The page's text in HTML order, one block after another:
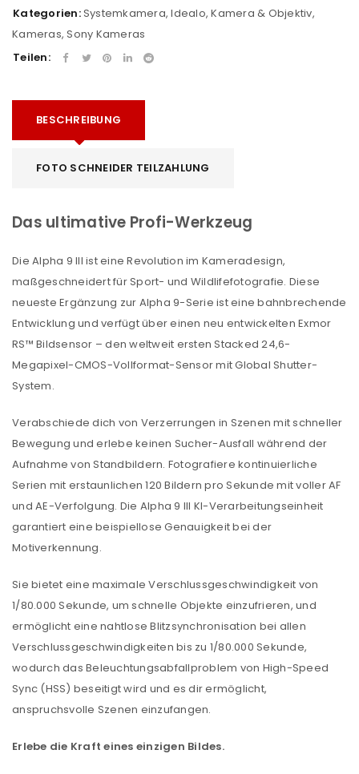
Kategorien:Systemkamera,Idealo,Kamera & Objektiv,
Kameras,Sony Kameras
Teilen:
BESCHREIBUNG
FOTO SCHNEIDER TEILZAHLUNG
Das ultimative Profi-Werkzeug
Die Alpha 9 III ist eine Revolution im Kameradesign,
maßgeschneidert für Sport- und Wildlifefotografie. Diese
neueste Ergänzung zur Alpha 9-Serie ist eine bahnbrechende
Entwicklung und verfügt über einen neu entwickelten Exmor
RS™ Bildsensor – den weltweit ersten Stacked 24,6-
Megapixel-CMOS-Vollformat-Sensor mit Global Shutter-
System.
Verabschiede dich von Verzerrungen in Szenen mit schneller
Bewegung und erlebe keinen Sucher-Ausfall während der
Aufnahme von Standbildern. Fotografiere kontinuierliche
Serien mit erstaunlichen 120 Bildern pro Sekunde mit voller AF
und AE-Verfolgung. Die Alpha 9 III KI-Verarbeitungseinheit
garantiert eine beispiellose Genauigkeit bei der
Motiverkennung.
Sie bietet eine maximale Verschlussgeschwindigkeit von
1/80.000 Sekunde, um schnelle Objekte einzufrieren, und
ermöglicht eine nahtlose Blitzsynchronisation bei allen
Verschlussgeschwindigkeiten bis zu 1/80.000 Sekunde,
wodurch das Beleuchtungsabfallproblem von High-Speed
Sync (HSS) beseitigt wird und es dir ermöglicht,
anspruchsvolle Szenen einzufangen.
Erlebe die Kraft eines einzigen Bildes.